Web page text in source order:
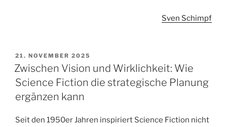
Sven Schimpf
VERÖFFENTLICHT
AM
21. NOVEMBER 2025
Zwischen Vision und Wirklichkeit: Wie
Science Fiction die strategische Planung
ergänzen kann
Seit den 1950er Jahren inspiriert Science Fiction nicht